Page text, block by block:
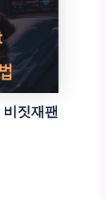
짓재팬